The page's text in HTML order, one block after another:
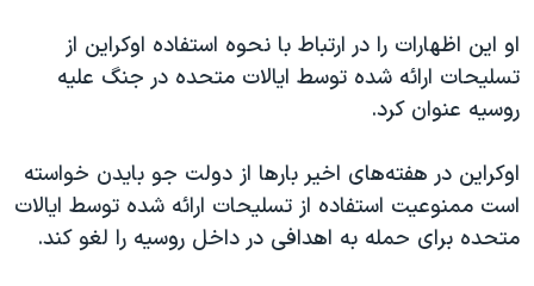
قانون شفافیت دارائی کادر رهبری ایران
اعتراضات مردمی آبان ۹۸
نرگس محمدی برنده جایزه نوبل صلح
همایش محافظه‌کاران آمریکا «سی‌پک»
او این اظهارات را در ارتباط با نحوه استفاده اوکراین از
تسلیحات ارائه شده توسط ایالات متحده در جنگ علیه
روسیه عنوان کرد.
اوکراین در هفته‌های اخیر بارها از دولت جو بایدن خواسته
است ممنوعیت استفاده از تسلیحات ارائه شده توسط ایالات
متحده برای حمله به اهدافی در داخل روسیه را لغو کند.